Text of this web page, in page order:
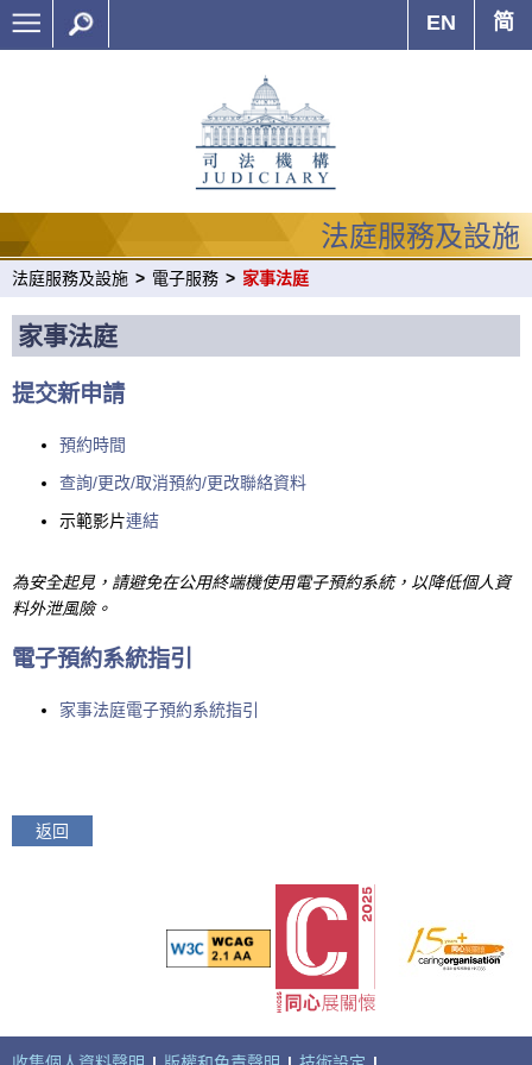
EN 简
法庭服務及設施
法庭服務及設施 > 電子服務 > 家事法庭
家事法庭
提交新申請
預約時間
查詢/更改/取消預約/更改聯絡資料
示範影片連結
為安全起見，請避免在公用終端機使用電子預約系統，以降低個人資
料外泄風險。
電子預約系統指引
家事法庭電子預約系統指引
返回